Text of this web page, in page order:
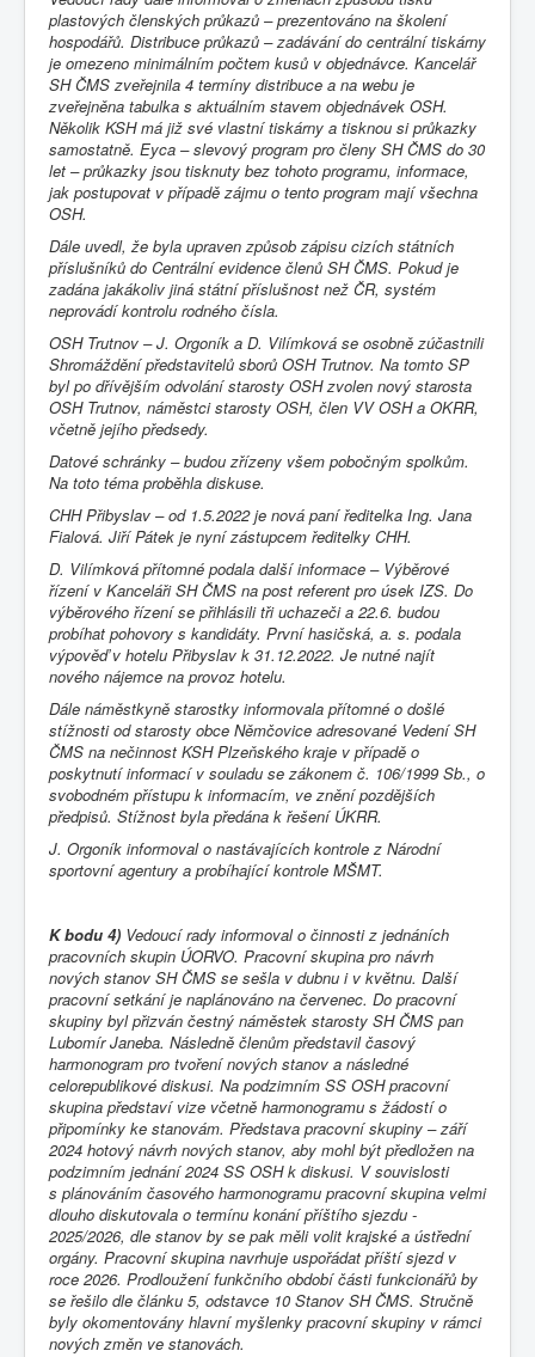
plastových členských průkazů – prezentováno na školení
hospodářů. Distribuce průkazů – zadávání do centrální tiskárny
je omezeno minimálním počtem kusů v objednávce. Kancelář
SH ČMS zveřejnila 4 termíny distribuce a na webu je
zveřejněna tabulka s aktuálním stavem objednávek OSH.
Několik KSH má již své vlastní tiskárny a tisknou si průkazky
samostatně. Eyca – slevový program pro členy SH ČMS do 30
let – průkazky jsou tisknuty bez tohoto programu, informace,
jak postupovat v případě zájmu o tento program mají všechna
OSH.
Dále uvedl, že byla upraven způsob zápisu cizích státních
příslušníků do Centrální evidence členů SH ČMS. Pokud je
zadána jakákoliv jiná státní příslušnost než ČR, systém
neprovádí kontrolu rodného čísla.
OSH Trutnov – J. Orgoník a D. Vilímková se osobně zúčastnili
Shromáždění představitelů sborů OSH Trutnov. Na tomto SP
byl po dřívějším odvolání starosty OSH zvolen nový starosta
OSH Trutnov, náměstci starosty OSH, člen VV OSH a OKRR,
včetně jejího předsedy.
Datové schránky – budou zřízeny všem pobočným spolkům.
Na toto téma proběhla diskuse.
CHH Přibyslav – od 1.5.2022 je nová paní ředitelka Ing. Jana
Fialová. Jiří Pátek je nyní zástupcem ředitelky CHH.
D. Vilímková přítomné podala další informace – Výběrové
řízení v Kanceláři SH ČMS na post referent pro úsek IZS. Do
výběrového řízení se přihlásili tři uchazeči a 22.6. budou
probíhat pohovory s kandidáty. První hasičská, a. s. podala
výpověď v hotelu Přibyslav k 31.12.2022. Je nutné najít
nového nájemce na provoz hotelu.
Dále náměstkyně starostky informovala přítomné o došlé
stížnosti od starosty obce Němčovice adresované Vedení SH
ČMS na nečinnost KSH Plzeňského kraje v případě o
poskytnutí informací v souladu se zákonem č. 106/1999 Sb., o
svobodném přístupu k informacím, ve znění pozdějších
předpisů. Stížnost byla předána k řešení ÚKRR.
J. Orgoník informoval o nastávajících kontrole z Národní
sportovní agentury a probíhající kontrole MŠMT.
K bodu 4) Vedoucí rady informoval o činnosti z jednáních
pracovních skupin ÚORVO. Pracovní skupina pro návrh
nových stanov SH ČMS se sešla v dubnu i v květnu. Další
pracovní setkání je naplánováno na červenec. Do pracovní
skupiny byl přizván čestný náměstek starosty SH ČMS pan
Lubomír Janeba. Následně členům představil časový
harmonogram pro tvoření nových stanov a následné
celorepublikové diskusi. Na podzimním SS OSH pracovní
skupina představí vize včetně harmonogramu s žádostí o
připomínky ke stanovám. Představa pracovní skupiny – září
2024 hotový návrh nových stanov, aby mohl být předložen na
podzimním jednání 2024 SS OSH k diskusi. V souvislosti
s plánováním časového harmonogramu pracovní skupina velmi
dlouho diskutovala o termínu konání příštího sjezdu -
2025/2026, dle stanov by se pak měli volit krajské a ústřední
orgány. Pracovní skupina navrhuje uspořádat příští sjezd v
roce 2026. Prodloužení funkčního období části funkcionářů by
se řešilo dle článku 5, odstavce 10 Stanov SH ČMS. Stručně
byly okomentovány hlavní myšlenky pracovní skupiny v rámci
nových změn ve stanovách.